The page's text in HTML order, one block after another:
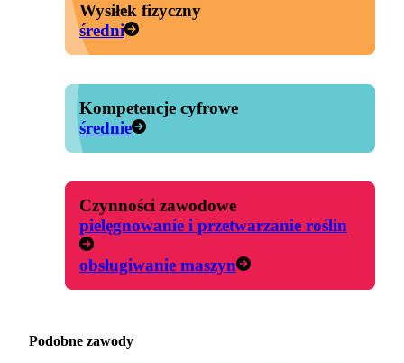
Wysiłek fizyczny
średni
Kompetencje cyfrowe
średnie
Czynności zawodowe
pielęgnowanie i przetwarzanie roślin
obsługiwanie maszyn
Podobne zawody